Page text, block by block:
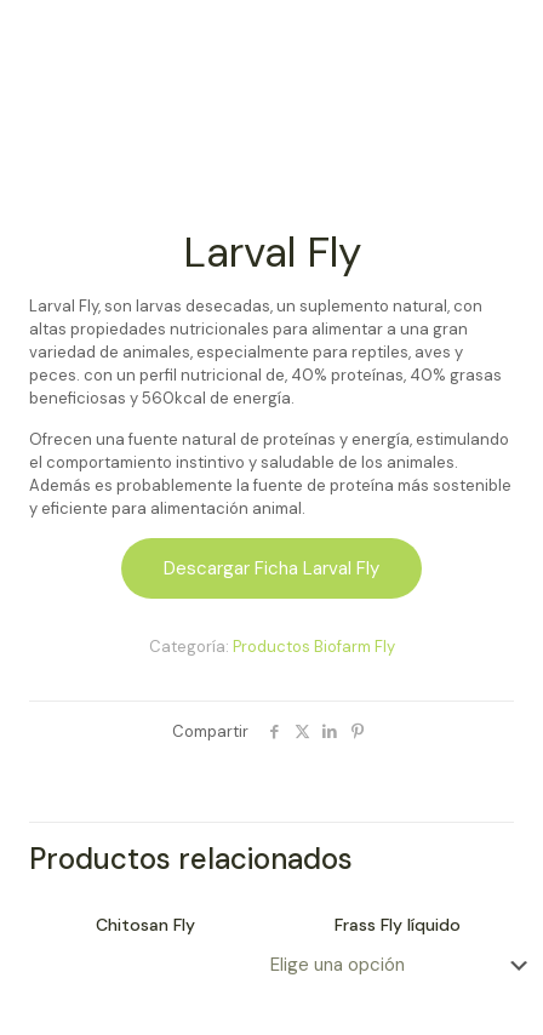
Larval Fly
Larval Fly, son larvas desecadas, un suplemento natural, con
altas propiedades nutricionales para alimentar a una gran
variedad de animales, especialmente para reptiles, aves y
peces. con un perfil nutricional de, 40% proteínas, 40% grasas
beneficiosas y 560kcal de energía.
Ofrecen una fuente natural de proteínas y energía, estimulando
el comportamiento instintivo y saludable de los animales.
Además es probablemente la fuente de proteína más sostenible
y eficiente para alimentación animal.
Descargar Ficha Larval Fly
Categoría: Productos Biofarm Fly
Compartir
Productos relacionados
Chitosan Fly Frass Fly líquido